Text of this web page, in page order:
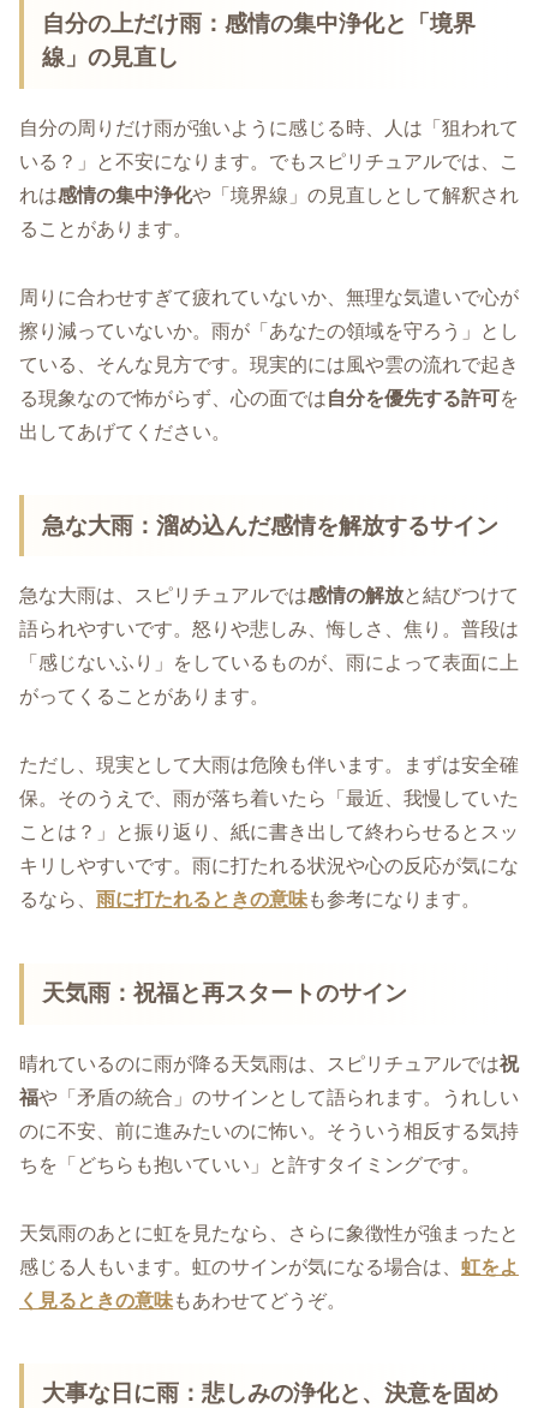
自分の上だけ雨：感情の集中浄化と「境界
線」の見直し
自分の周りだけ雨が強いように感じる時、人は「狙われて
いる？」と不安になります。でもスピリチュアルでは、こ
れは感情の集中浄化や「境界線」の見直しとして解釈され
ることがあります。
周りに合わせすぎて疲れていないか、無理な気遣いで心が
擦り減っていないか。雨が「あなたの領域を守ろう」とし
ている、そんな見方です。現実的には風や雲の流れで起き
る現象なので怖がらず、心の面では自分を優先する許可を
出してあげてください。
急な大雨：溜め込んだ感情を解放するサイン
急な大雨は、スピリチュアルでは感情の解放と結びつけて
語られやすいです。怒りや悲しみ、悔しさ、焦り。普段は
「感じないふり」をしているものが、雨によって表面に上
がってくることがあります。
ただし、現実として大雨は危険も伴います。まずは安全確
保。そのうえで、雨が落ち着いたら「最近、我慢していた
ことは？」と振り返り、紙に書き出して終わらせるとスッ
キリしやすいです。雨に打たれる状況や心の反応が気にな
るなら、 雨に打たれるときの意味も参考になります。
天気雨：祝福と再スタートのサイン
晴れているのに雨が降る天気雨は、スピリチュアルでは祝
福や「矛盾の統合」のサインとして語られます。うれしい
のに不安、前に進みたいのに怖い。そういう相反する気持
ちを「どちらも抱いていい」と許すタイミングです。
天気雨のあとに虹を見たなら、さらに象徴性が強まったと
感じる人もいます。虹のサインが気になる場合は、 虹をよ
く見るときの意味もあわせてどうぞ。
大事な日に雨：悲しみの浄化と、決意を固め